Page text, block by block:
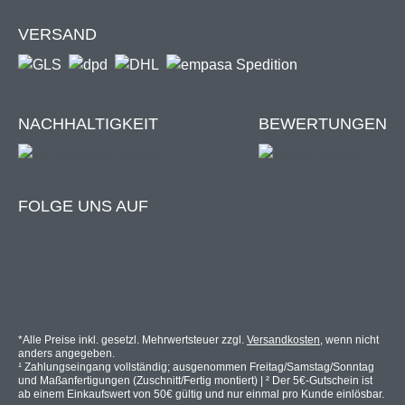
Edelstahl
bissfest.
Befestigung am vorhandenen Kellerschacht
VERSAND
NACHHALTIGKEIT BEWERTUNGEN
FOLGE UNS AUF
*Alle Preise inkl. gesetzl. Mehrwertsteuer zzgl. Versandkosten, wenn nicht
anders angegeben.
¹ Zahlungseingang vollständig; ausgenommen Freitag/Samstag/Sonntag
und Maßanfertigungen (Zuschnitt/Fertig montiert) | ² Der 5€-Gutschein ist
ab einem Einkaufswert von 50€ gültig und nur einmal pro Kunde einlösbar.